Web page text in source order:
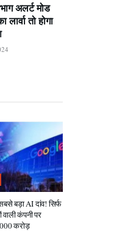
अलर्ट मोड
तो होगा
बड़ा AI दांव! सिर्फ
वाली कंपनी पर
करोड़